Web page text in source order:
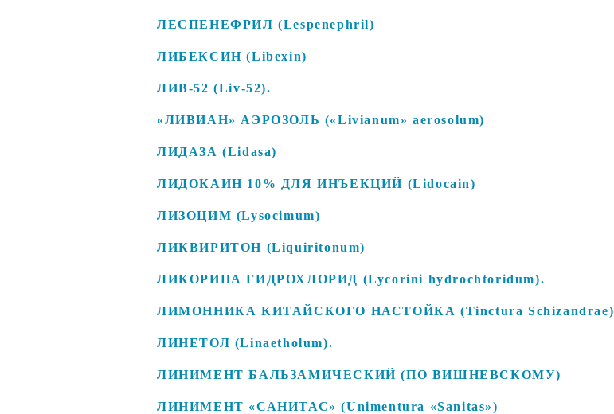
ЛЕСПЕНЕФРИЛ (Lespenephril)
ЛИБЕКСИН (Libexin)
ЛИВ-52 (Liv-52).
«ЛИВИАН» АЭРОЗОЛЬ («Livianum» aerosolum)
ЛИДАЗА (Lidasa)
ЛИДОКАИН 10% ДЛЯ ИНЪЕКЦИЙ (Lidocain)
ЛИЗОЦИМ (Lysocimum)
ЛИКВИРИТОН (Liquiritonum)
ЛИКОРИНА ГИДРОХЛОРИД (Lycorini hydrochtoridum).
ЛИМОННИКА КИТАЙСКОГО НАСТОЙКА (Tinctura Schizandгае)
ЛИНЕТОЛ (Linaetholum).
ЛИНИМЕНТ БАЛЬЗАМИЧЕСКИЙ (ПО ВИШНЕВСКОМУ)
ЛИНИМЕНТ «САНИТАС» (Unimentura «Sanitas»)